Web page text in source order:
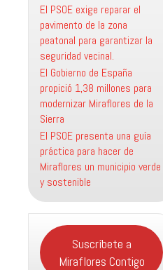
El PSOE exige reparar el
pavimento de la zona
peatonal para garantizar la
seguridad vecinal.
El Gobierno de España
propició 1,38 millones para
modernizar Miraflores de la
Sierra
El PSOE presenta una guía
práctica para hacer de
Miraflores un municipio verde
y sostenible
Suscríbete a
Miraflores Contigo